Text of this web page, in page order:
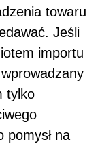
towaru
Jeśli
importu
tylko
pomysł na